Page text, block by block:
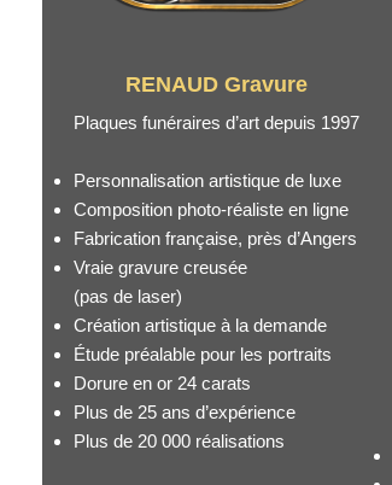
RENAUD Gravure
Plaques funéraires d’art depuis 1997
Personnalisation artistique de luxe
Composition photo-réaliste en ligne
Fabrication française, près d’Angers
Vraie gravure creusée
(pas de laser)
Création artistique à la demande
Étude préalable pour les portraits
Dorure en or 24 carats
Plus de 25 ans d’expérience
Plus de 20 000 réalisations